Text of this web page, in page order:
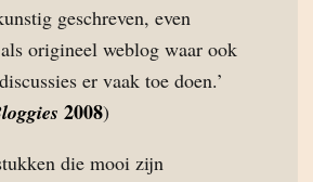
geschreven, even
origineel weblog waar ook
er vaak toe doen.’
2008)
die mooi zijn